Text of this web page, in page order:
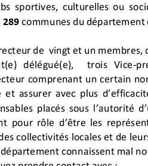
sportives, culturelles ou
289 communes du
de vingt et un membres,
délégué(e), trois Vice-
comprenant un certain
assurer avec plus
placés sous l’autorité
pour rôle d’être les
collectivités locales et de
connaissent mal